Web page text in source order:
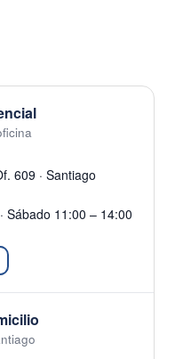
609 · Santiago
Sábado 11:00 – 14:00